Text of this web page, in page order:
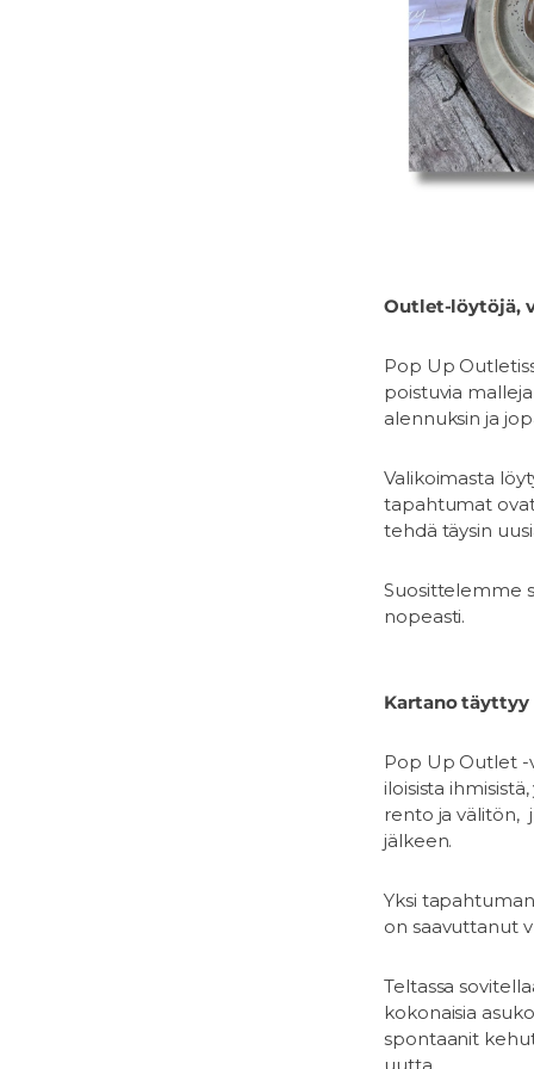
Outlet-löytöjä,
Pop Up
poistuvia
alennuksin ja
Valikoimasta
tapahtumat
tehdä täysin
Suosittelemme
nopeasti.
Kartano
Pop Up Outlet -
iloisista
rento ja välitön,
jälkeen.
Yksi
on saavuttanut
Teltassa
kokonaisia
spontaanit
uutta.